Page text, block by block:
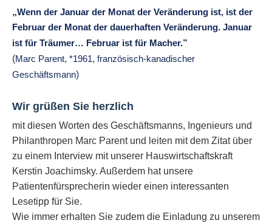
„Wenn der Januar der Monat der Veränderung ist, ist der
Februar der Monat der dauerhaften Veränderung. Januar
ist für Träumer… Februar ist für Macher.“
(Marc Parent, *1961, französisch-kanadischer
Geschäftsmann)
Wir grüßen Sie herzlich
mit diesen Worten des Geschäftsmanns, Ingenieurs und
Philanthropen Marc Parent und leiten mit dem Zitat über
zu einem Interview mit unserer Hauswirtschaftskraft
Kerstin Joachimsky. Außerdem hat unsere
Patientenfürsprecherin wieder einen interessanten
Lesetipp für Sie.
Wie immer erhalten Sie zudem die Einladung zu unserem